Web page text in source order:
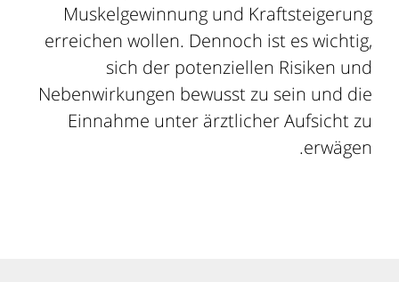
Muskelgewinnung und Kraftsteigerung
erreichen wollen. Dennoch ist es wichtig,
sich der potenziellen Risiken und
Nebenwirkungen bewusst zu sein und die
Einnahme unter ärztlicher Aufsicht zu
erwägen.